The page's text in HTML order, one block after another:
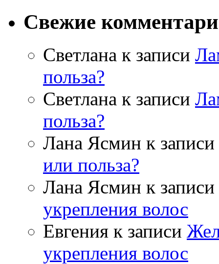
Свежие
Светлана к записи
польза?
Светлана к записи
польза?
Лана Ясмин к записи
или польза?
Лана Ясмин к записи
укрепления волос
Евгения к записи
укрепления волос